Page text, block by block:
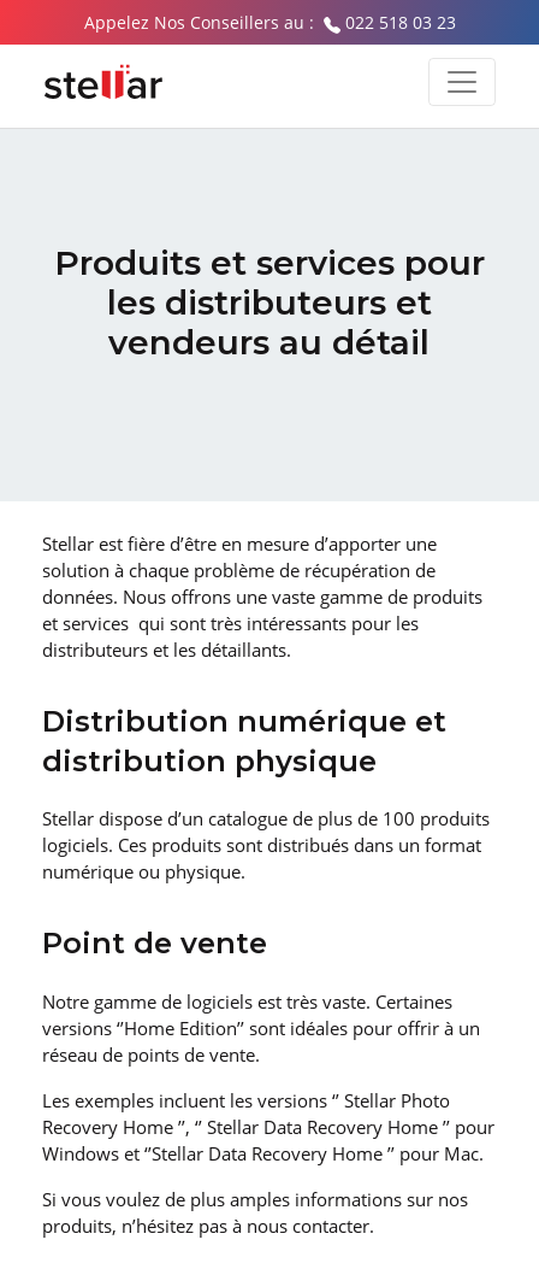
Appelez Nos Conseillers au : 022 518 03 23
Produits et services pour
les distributeurs et
vendeurs au détail
Stellar est fière d’être en mesure d’apporter une
solution à chaque problème de récupération de
données. Nous offrons une vaste gamme de produits
et services qui sont très intéressants pour les
distributeurs et les détaillants.
Distribution numérique et
distribution physique
Stellar dispose d’un catalogue de plus de 100 produits
logiciels. Ces produits sont distribués dans un format
numérique ou physique.
Point de vente
Notre gamme de logiciels est très vaste. Certaines
versions ‘’Home Edition’’ sont idéales pour offrir à un
réseau de points de vente.
Les exemples incluent les versions ‘’ Stellar Photo
Recovery Home ’’, ‘’ Stellar Data Recovery Home ’’ pour
Windows et ‘’Stellar Data Recovery Home ’’ pour Mac.
Si vous voulez de plus amples informations sur nos
produits, n’hésitez pas à nous contacter.